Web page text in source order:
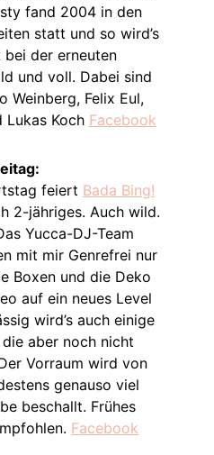
fand 2004 in den
statt und so wird’s
der erneuten
und voll. Dabei sind
Weinberg, Felix Eul,
Lukas Koch Facebook
feiert Bada Bing!
2-jähriges. Auch wild.
Yucca-DJ-Team
mit mir Genrefrei nur
Boxen und die Deko
auf ein neues Level
wird’s auch einige
aber noch nicht
Vorraum wird von
genauso viel
beschallt. Frühes
Facebook